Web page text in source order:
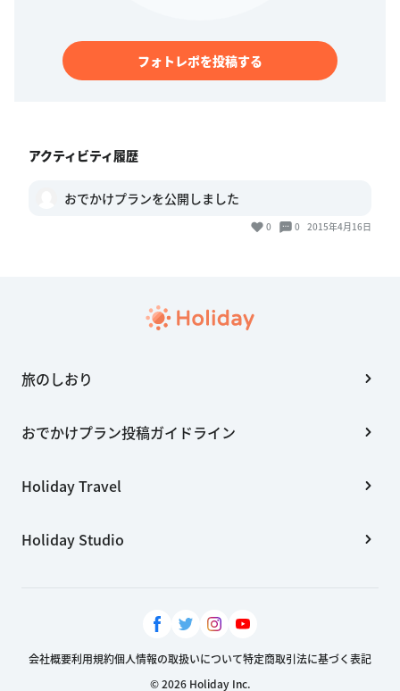
フォトレポを投稿する
アクティビティ履歴
おでかけプランを公開しました
0 0 2015年4月16日
旅のしおり
おでかけプラン投稿ガイドライン
Holiday Travel
Holiday Studio
会社概要利用規約個人情報の取扱いについて特定商取引法に基づく表記
© 2026 Holiday Inc.